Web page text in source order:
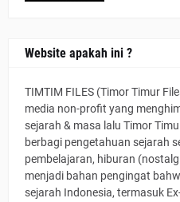
Website apakah ini ?
TIMTIM FILES (Timor Timur
media non-profit yang
sejarah & masa lalu Timor
berbagi pengetahuan sejarah
pembelajaran, hiburan
menjadi bahan pengingat
sejarah Indonesia, termasuk